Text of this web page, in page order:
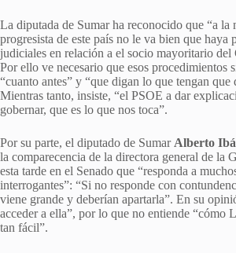
La diputada de Sumar ha reconocido que “a la
progresista de este país no le va bien que haya
judiciales en relación a el socio mayoritario del
Por ello ve necesario que esos procedimientos
“cuanto antes” y “que digan lo que tengan que
Mientras tanto, insiste, “el PSOE a dar
gobernar, que es lo que nos toca”.
Por su parte, el diputado de Sumar Alberto
la comparecencia de la directora general de la
esta tarde en el Senado que “responda a
interrogantes”: “Si no responde con
viene grande y deberían apartarla”. En su
acceder a ella”, por lo que no entiende “cómo
tan fácil”.